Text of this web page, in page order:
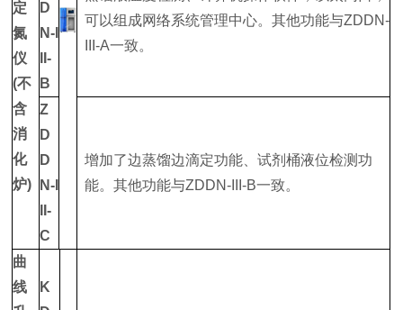
定
氮
仪
(不
含
消
化
炉)
D
N-I
II-
B
可以组成网络系统管理中心。其他功能与ZDDN-
III-A一致。
Z
D
D
N-I
II-
C
增加了边蒸馏边滴定功能、试剂桶液位检测功
能。其他功能与ZDDN-III-B一致。
曲
线
K